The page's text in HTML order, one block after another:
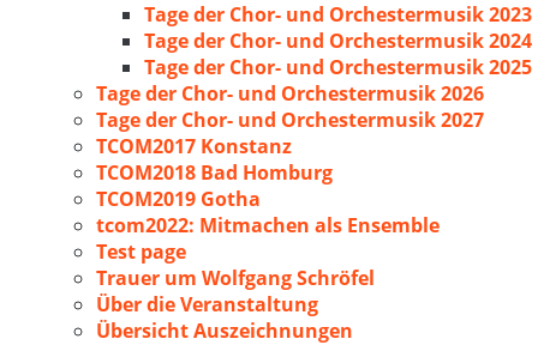
Tage der Chor- und Orchestermusik 2023
Tage der Chor- und Orchestermusik 2024
Tage der Chor- und Orchestermusik 2025
Tage der Chor- und Orchestermusik 2026
Tage der Chor- und Orchestermusik 2027
TCOM2017 Konstanz
TCOM2018 Bad Homburg
TCOM2019 Gotha
tcom2022: Mitmachen als Ensemble
Test page
Trauer um Wolfgang Schröfel
Über die Veranstaltung
Übersicht Auszeichnungen